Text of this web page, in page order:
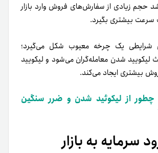
حجم زیادی از سفارش‌های فروش وارد بازار
بیشتری بگیرد.
شرایطی یک چرخه معیوب شکل می‌گیرد؛
شدن معامله‌گران می‌شود و لیکویید
بیشتری ایجاد می‌کند.
چطور از لیکوئید شدن و ضرر سنگین
سرمایه به بازار